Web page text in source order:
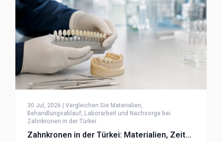
30 Jul, 2026 | Vergleichen Sie Materialien,
Behandlungsablauf, Laborarbeit und Nachsorge bei
Zahnkronen in der Türkei.
Zahnkronen in der Türkei: Materialien, Zeitplan und Fragen